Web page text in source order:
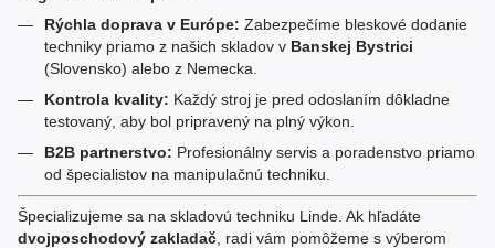
Rýchla doprava v Európe: Zabezpečíme bleskové dodanie
techniky priamo z našich skladov v Banskej Bystrici
(Slovensko) alebo z Nemecka.
Kontrola kvality: Každý stroj je pred odoslaním dôkladne
testovaný, aby bol pripravený na plný výkon.
B2B partnerstvo: Profesionálny servis a poradenstvo priamo
od špecialistov na manipulačnú techniku.
Špecializujeme sa na skladovú techniku Linde. Ak hľadáte
dvojposchodový zakladač , radi vám pomôžeme s výberom